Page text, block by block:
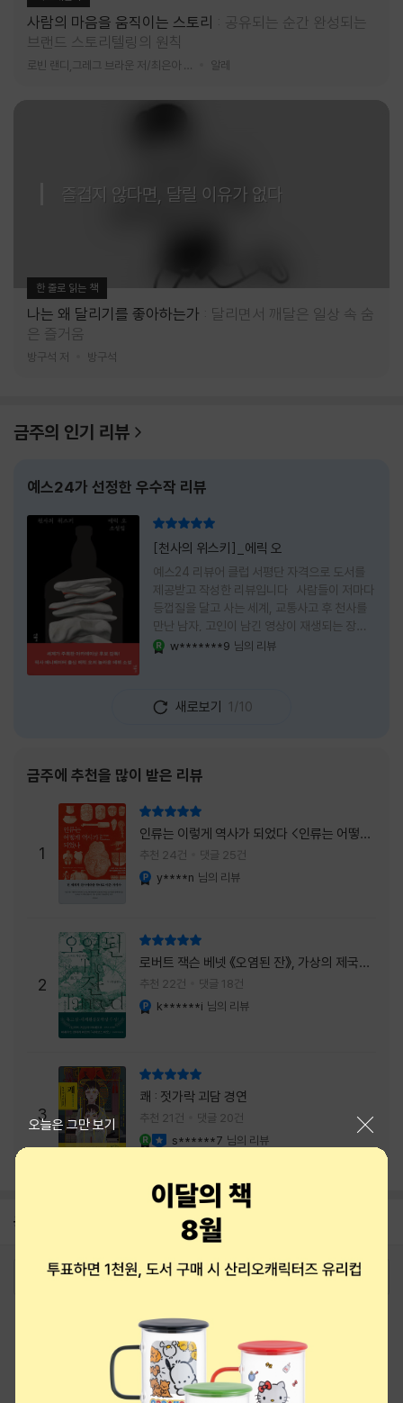
사람의 마음을 움직이는 스토리
공유되는 순간 완성되는
브랜드 스토리텔링의 원칙
알레
즐겁지 않다면, 달릴 이유가 없다
한 줄로 읽는 책
나는 왜 달리기를 좋아하는가
달리면서 깨달은 일상 속 숨
은 즐거움
방구석 저 방구석
금주의 인기 리뷰
예스24가 선정한 우수작 리뷰
[천사의 위스키]_에릭 오
예스24 리뷰어 클럽 서평단 자격으로 도서를
제공받고 작성한 리뷰입니다 사람들이 저마다
등껍질을 달고 사는 세계, 교통사고 후 천사를
만난 남자, 고인이 남긴 영상이 재생되는 장례
식장에서 똥을 싼 개. 이 책에는 몇 줄만 읽어도
넘어가 있었다. 소설을 읽으면서 잘 만든 단편
애니메이션 여러 편을 차례로 보는 기분이 들었
선명하게 그려졌고, 한 편이 끝날 때마다 질문
이 뒤따라왔다. 감출 수 없는 세계는 더 다정할
까 「등껍질」의 세계에서 사람들은 저마다 다른
등껍질을 달고 살아간다. 몸의 일부이면서 한
사람을 표현하는 수단
w*******9 님의 리뷰
새로보기 1/10
금주에 추천을 많이 받은 리뷰
1
인류는 이렇게 역사가 되었다 <인류는 어떻게
역사가 되었나>
추천 24건 댓글 25건
y****n 님의 리뷰
2
로버트 잭슨 베넷 《오염된 잔》, 가상의 제국이
주는 실감과 미스터리 사건의 치밀함이 이루어
내는 최상의 시너지...
추천 22건 댓글 18건
k******i 님의 리뷰
3
쾌 : 젓가락 괴담 경연
추천 21건 댓글 20건
s******7 님의 리뷰
공지 8월 상품권+쿠폰+결제+추천 혜택모음
2026-08-01
오늘은 그만 보기
로그인 최근 본 상품 주문/배송
티켓 1544-6399
eBook 1:1문의/채팅상담
예스이십사(주) 사업자 정보
이용약관
개인정보처리방침
청소년보호정책